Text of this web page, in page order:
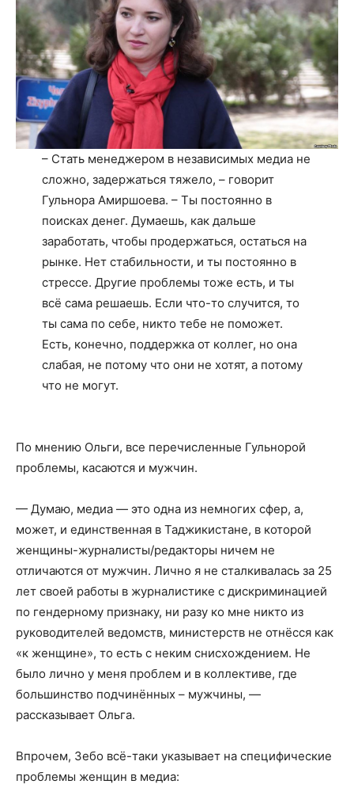
– Стать менеджером в независимых медиа не
сложно, задержаться тяжело, – говорит
Гульнора Амиршоева. – Ты постоянно в
поисках денег. Думаешь, как дальше
заработать, чтобы продержаться, остаться на
рынке. Нет стабильности, и ты постоянно в
стрессе. Другие проблемы тоже есть, и ты
всё сама решаешь. Если что-то случится, то
ты сама по себе, никто тебе не поможет.
Есть, конечно, поддержка от коллег, но она
слабая, не потому что они не хотят, а потому
что не могут.
По мнению Ольги, все перечисленные Гульнорой
проблемы, касаются и мужчин.
— Думаю, медиа — это одна из немногих сфер, а,
может, и единственная в Таджикистане, в которой
женщины-журналисты/редакторы ничем не
отличаются от мужчин. Лично я не сталкивалась за 25
лет своей работы в журналистике с дискриминацией
по гендерному признаку, ни разу ко мне никто из
руководителей ведомств, министерств не отнёсся как
«к женщине», то есть с неким снисхождением. Не
было лично у меня проблем и в коллективе, где
большинство подчинённых – мужчины, —
рассказывает Ольга.
Впрочем, Зебо всё-таки указывает на специфические
проблемы женщин в медиа: